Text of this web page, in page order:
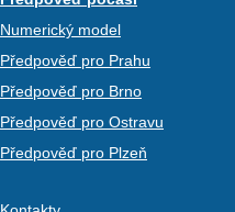
Numerický model
Předpověď pro Prahu
Předpověď pro Brno
Předpověď pro Ostravu
Předpověď pro Plzeň